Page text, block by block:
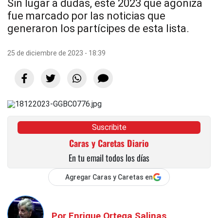
Sin lugar a dudas, este 2023 que agoniza
fue marcado por las noticias que
generaron los partícipes de esta lista.
25 de diciembre de 2023 - 18:39
Suscribite
Caras y Caretas Diario
En tu email todos los días
Agregar Caras y Caretas en
Por Enrique Ortega Salinas